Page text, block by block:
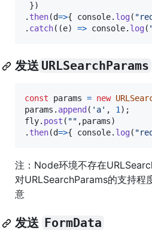
})
. then(d=>{ console. log(
. catch( (e) => console. log(
发送 URLSearchParams
const params = new
params . append ( 'a' , 1) ;
fly. post ( "" ,params)
. then(d=>{ console. log(
注：Node环境不存在
对URLSearchParams的支持程
意
发送 FormData